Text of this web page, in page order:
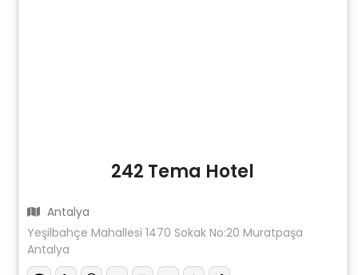
242 Tema Hotel
Antalya
Yeşilbahçe Mahallesi 1470 Sokak No:20 Muratpaşa
Antalya